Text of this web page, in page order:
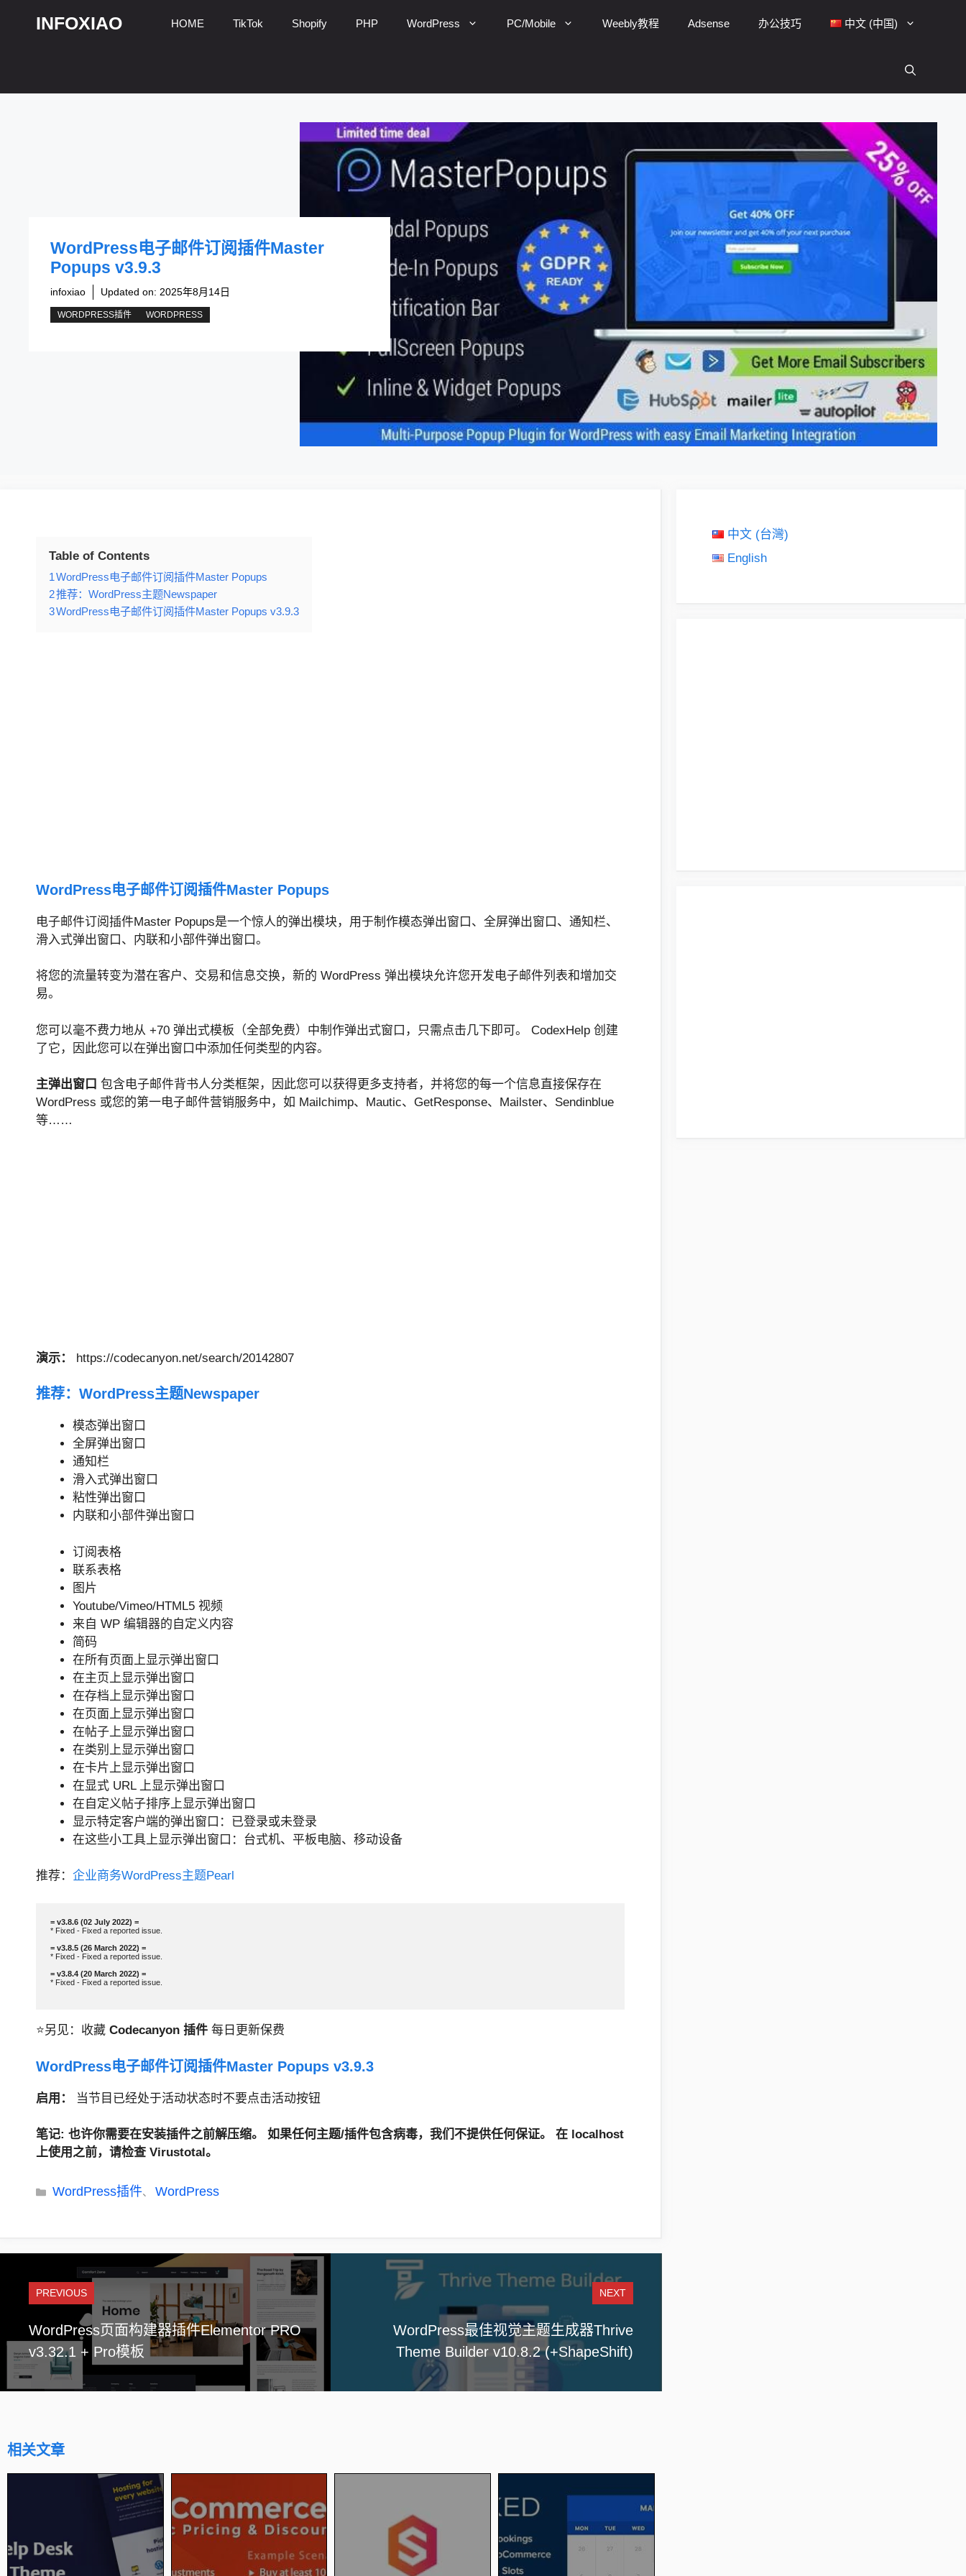
INFOXIAO HOME TikTok Shopify PHP WordPress PC/Mobile Weebly教程 Adsense 办公技巧 中文 (中国)
WordPress电子邮件订阅插件Master
Popups v3.9.3
infoxiao Updated on: 2025年8月14日
WORDPRESS插件 WORDPRESS
Table of Contents
1WordPress电子邮件订阅插件Master Popups
2推荐：WordPress主题Newspaper
3WordPress电子邮件订阅插件Master Popups v3.9.3
WordPress电子邮件订阅插件Master Popups
电子邮件订阅插件Master Popups是一个惊人的弹出模块，用于制作模态弹出窗口、全屏弹出窗口、通知栏、
滑入式弹出窗口、内联和小部件弹出窗口。
将您的流量转变为潜在客户、交易和信息交换，新的 WordPress 弹出模块允许您开发电子邮件列表和增加交
易。
您可以毫不费力地从 +70 弹出式模板（全部免费）中制作弹出式窗口，只需点击几下即可。 CodexHelp 创建
了它，因此您可以在弹出窗口中添加任何类型的内容。
主弹出窗口 包含电子邮件背书人分类框架，因此您可以获得更多支持者，并将您的每一个信息直接保存在
WordPress 或您的第一电子邮件营销服务中，如 Mailchimp、Mautic、GetResponse、Mailster、Sendinblue
等……
演示： https://codecanyon.net/search/20142807
推荐： WordPress主题Newspaper
模态弹出窗口
全屏弹出窗口
通知栏
滑入式弹出窗口
粘性弹出窗口
内联和小部件弹出窗口
订阅表格
联系表格
图片
Youtube/Vimeo/HTML5 视频
来自 WP 编辑器的自定义内容
简码
在所有页面上显示弹出窗口
在主页上显示弹出窗口
在存档上显示弹出窗口
在页面上显示弹出窗口
在帖子上显示弹出窗口
在类别上显示弹出窗口
在卡片上显示弹出窗口
在显式 URL 上显示弹出窗口
在自定义帖子排序上显示弹出窗口
显示特定客户端的弹出窗口：已登录或未登录
在这些小工具上显示弹出窗口：台式机、平板电脑、移动设备
推荐： 企业商务WordPress主题Pearl
* Fixed - Fixed a reported issue.
* Fixed - Fixed a reported issue.
* Fixed - Fixed a reported issue.
⭐另见：收藏 Codecanyon 插件 每日更新保费
WordPress电子邮件订阅插件Master Popups v3.9.3
启用： 当节目已经处于活动状态时不要点击活动按钮
笔记: 也许你需要在安装插件之前解压缩。 如果任何主题/插件包含病毒，我们不提供任何保证。 在 localhost
上使用之前，请检查 Virustotal。
分
WordPress插件、WordPress
PREVIOUS
WordPress页面构建器插件Elementor PRO
v3.32.1 + Pro模板
NEXT
WordPress最佳视觉主题生成器Thrive
Theme Builder v10.8.2 (+ShapeShift)
相关文章
中文 (台灣)
English